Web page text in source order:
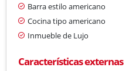
Barra estilo americano
Cocina tipo americano
Inmueble de Lujo
Características externas